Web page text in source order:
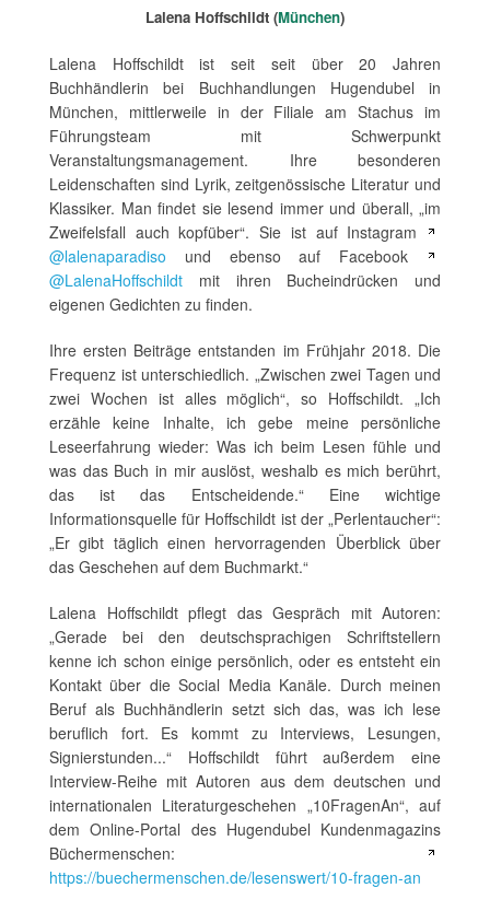
Lalena Hoffschildt (München)
Lalena Hoffschildt ist seit seit über 20 Jahren
Buchhändlerin bei Buchhandlungen Hugendubel in
München, mittlerweile in der Filiale am Stachus im
Führungsteam mit Schwerpunkt
Veranstaltungsmanagement. Ihre besonderen
Leidenschaften sind Lyrik, zeitgenössische Literatur und
Klassiker. Man findet sie lesend immer und überall, „im
Zweifelsfall auch kopfüber“. Sie ist auf Instagram
@lalenaparadiso und ebenso auf Facebook
@LalenaHoffschildt mit ihren Bucheindrücken und
eigenen Gedichten zu finden.
Ihre ersten Beiträge entstanden im Frühjahr 2018. Die
Frequenz ist unterschiedlich. „Zwischen zwei Tagen und
zwei Wochen ist alles möglich“, so Hoffschildt. „Ich
erzähle keine Inhalte, ich gebe meine persönliche
Leseerfahrung wieder: Was ich beim Lesen fühle und
was das Buch in mir auslöst, weshalb es mich berührt,
das ist das Entscheidende.“ Eine wichtige
Informationsquelle für Hoffschildt ist der „Perlentaucher“:
„Er gibt täglich einen hervorragenden Überblick über
das Geschehen auf dem Buchmarkt.“
Lalena Hoffschildt pflegt das Gespräch mit Autoren:
„Gerade bei den deutschsprachigen Schriftstellern
kenne ich schon einige persönlich, oder es entsteht ein
Kontakt über die Social Media Kanäle. Durch meinen
Beruf als Buchhändlerin setzt sich das, was ich lese
beruflich fort. Es kommt zu Interviews, Lesungen,
Signierstunden...“ Hoffschildt führt außerdem eine
Interview-Reihe mit Autoren aus dem deutschen und
internationalen Literaturgeschehen „10FragenAn“, auf
dem Online-Portal des Hugendubel Kundenmagazins
Büchermenschen:
https://buechermenschen.de/lesenswert/10-fragen-an